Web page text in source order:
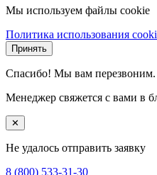
Мы используем файлы cookie
Политика использования
Принять
Спасибо! Мы вам перезвоним.
Менеджер свяжется с вами в
✕
Не удалось отправить заявку
8 (800) 533-31-30